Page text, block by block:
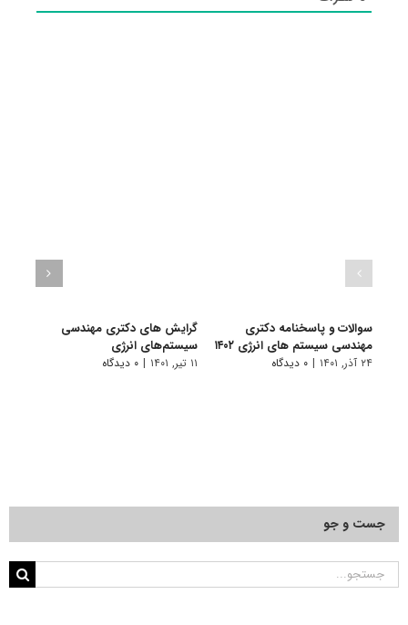
سوالات و پاسخنامه دکتری
مهندسی سیستم های انرژی ۱۴۰۲
۲۴ آذر, ۱۴۰۱ | ۰ دیدگاه
گرایش های دکتری مهندسی
سیستم‌های انرژی
۱۱ تیر, ۱۴۰۱ | ۰ دیدگاه
جست و جو
جستجو